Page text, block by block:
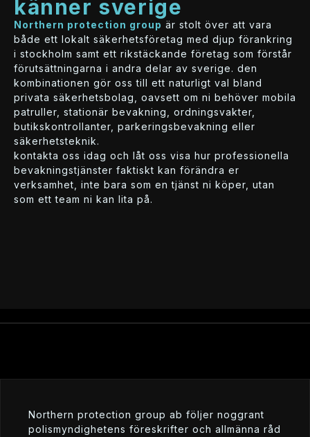
känner sverige
northern protection group är stolt över att vara
både ett lokalt säkerhetsföretag med djup förankring
i stockholm samt ett rikstäckande företag som förstår
förutsättningarna i andra delar av sverige. den
kombinationen gör oss till ett naturligt val bland
privata säkerhetsbolag, oavsett om ni behöver mobila
patruller, stationär bevakning, ordningsvakter,
butikskontrollanter, parkeringsbevakning eller
säkerhetsteknik.
kontakta oss idag och låt oss visa hur professionella
bevakningstjänster faktiskt kan förändra er
verksamhet, inte bara som en tjänst ni köper, utan
som ett team ni kan lita på.
northern protection group ab följer noggrant
polismyndighetens föreskrifter och allmänna råd